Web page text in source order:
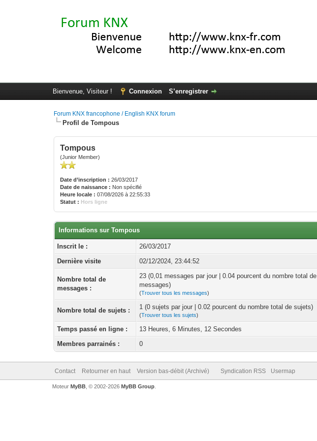
Bienvenue, Visiteur ! Connexion S’enregistrer
Forum KNX francophone / English KNX forum
Profil de Tompous
Tompous
(Junior Member)
Date d’inscription : 26/03/2017
Date de naissance : Non spécifié
Heure locale : 07/08/2026 à 22:55:33
Statut : Hors ligne
Informations sur Tompous
Inscrit le :
26/03/2017
Dernière visite
02/12/2024, 23:44:52
Nombre total de
messages :
23 (0,01 messages par jour | 0.04 pourcent du nombre total de
messages)
(Trouver tous les messages)
Nombre total de sujets : 1 (0 sujets par jour | 0.02 pourcent du nombre total de sujets)
(Trouver tous les sujets)
Temps passé en ligne :
13 Heures, 6 Minutes, 12 Secondes
Membres parrainés :
0
Contact Retourner en haut Version bas-débit (Archivé) Syndication RSS Usermap
Moteur MyBB, © 2002-2026 MyBB Group.